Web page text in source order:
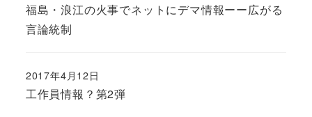
福島・浪江の火事でネットにデマ情報ーー広がる
言論統制
工作員情報？第2弾
2017年4月12日